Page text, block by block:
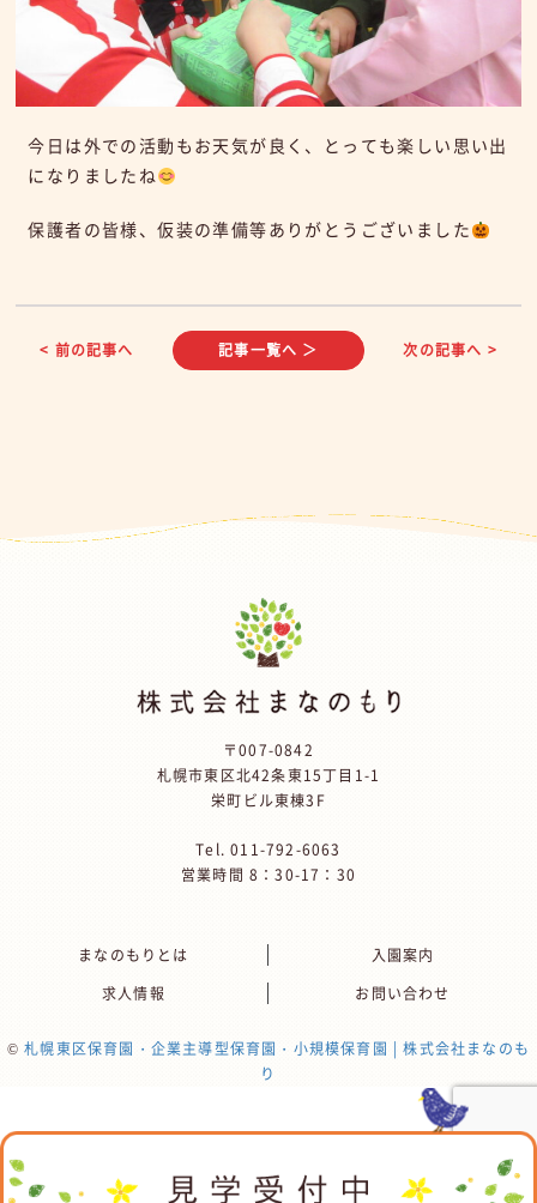
今日は外での活動もお天気が良く、とっても楽しい思い出
になりましたね
保護者の皆様、仮装の準備等ありがとうございました
< 前の記事へ 記事一覧へ ＞ 次の記事へ >
〒007-0842
札幌市東区北42条東15丁目1-1
栄町ビル東棟3F
Tel.011-792-6063
営業時間 8：30-17：30
まなのもりとは
入園案内
求人情報
お問い合わせ
©札幌東区保育園・企業主導型保育園・小規模保育園 | 株式会社まなのも
り